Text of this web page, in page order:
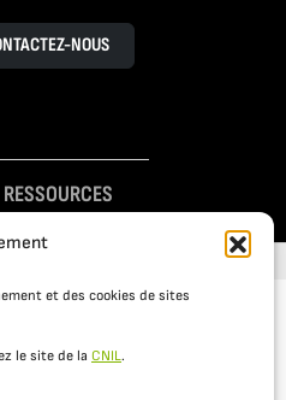
et des cookies de sites
le site de la CNIL.
NOUS
RESSOURCES